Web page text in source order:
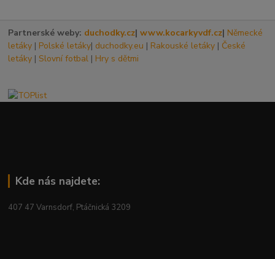
Partnerské weby: duchodky.cz|www.kocarkyvdf.cz| Německé
letáky | Polské letáky| duchodky.eu | Rakouské letáky | České
letáky | Slovní fotbal | Hry s dětmi
Kde nás najdete:
407 47 Varnsdorf, Ptáčnická 3209